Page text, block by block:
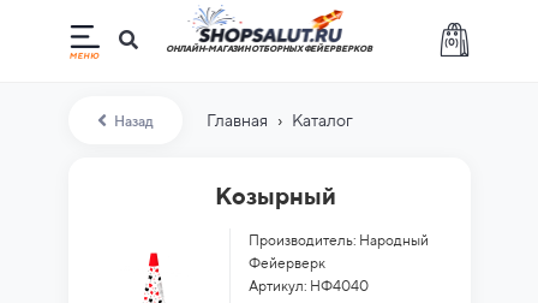
(0)
ОНЛАЙН-МАГАЗИН ОТБОРНЫХ ФЕЙЕРВЕРКОВ
Назад Главная › Каталог
Козырный
Производитель: Народный
Фейерверк
Артикул: НФ4040